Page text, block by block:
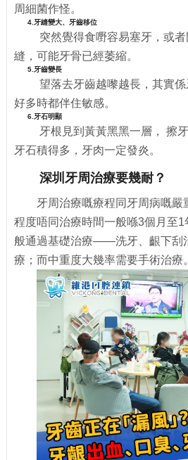
周細菌作怪。
4.牙縫變大、牙齒移位
突然覺得食嘢容易塞牙，或
縫，可能牙骨已經萎縮。
5.牙齒變長
望落去牙齒越嚟越長，其實係
好多時都伴住敏感。
6.牙石明顯
牙根見到黃黃黑黑一層， 擦
牙石積得多，牙肉一定發炎。
深圳牙周治療要幾耐？
牙周治療嘅療程同牙周病嘅嚴
程度唔同治療時間一般喺3個月至
般通過基礎治療——洗牙、齦下刮
療；而中重度大幾率需要手術治療。